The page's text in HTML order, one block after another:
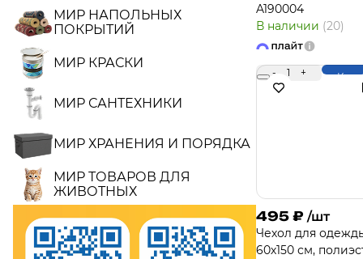
МИР НАПОЛЬНЫХ
ПОКРЫТИЙ
МИР КРАСКИ
МИР САНТЕХНИКИ
МИР ХРАНЕНИЯ И ПОРЯДКА
МИР ТОВАРОВ ДЛЯ
ЖИВОТНЫХ
A190004
В наличии (20)
- 1 +
495 ₽ /шт
Чехол для
60х150 см,